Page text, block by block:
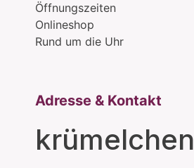
Öffnungszeiten
Onlineshop
Rund um die Uhr
Adresse & Kontakt
krümelchen